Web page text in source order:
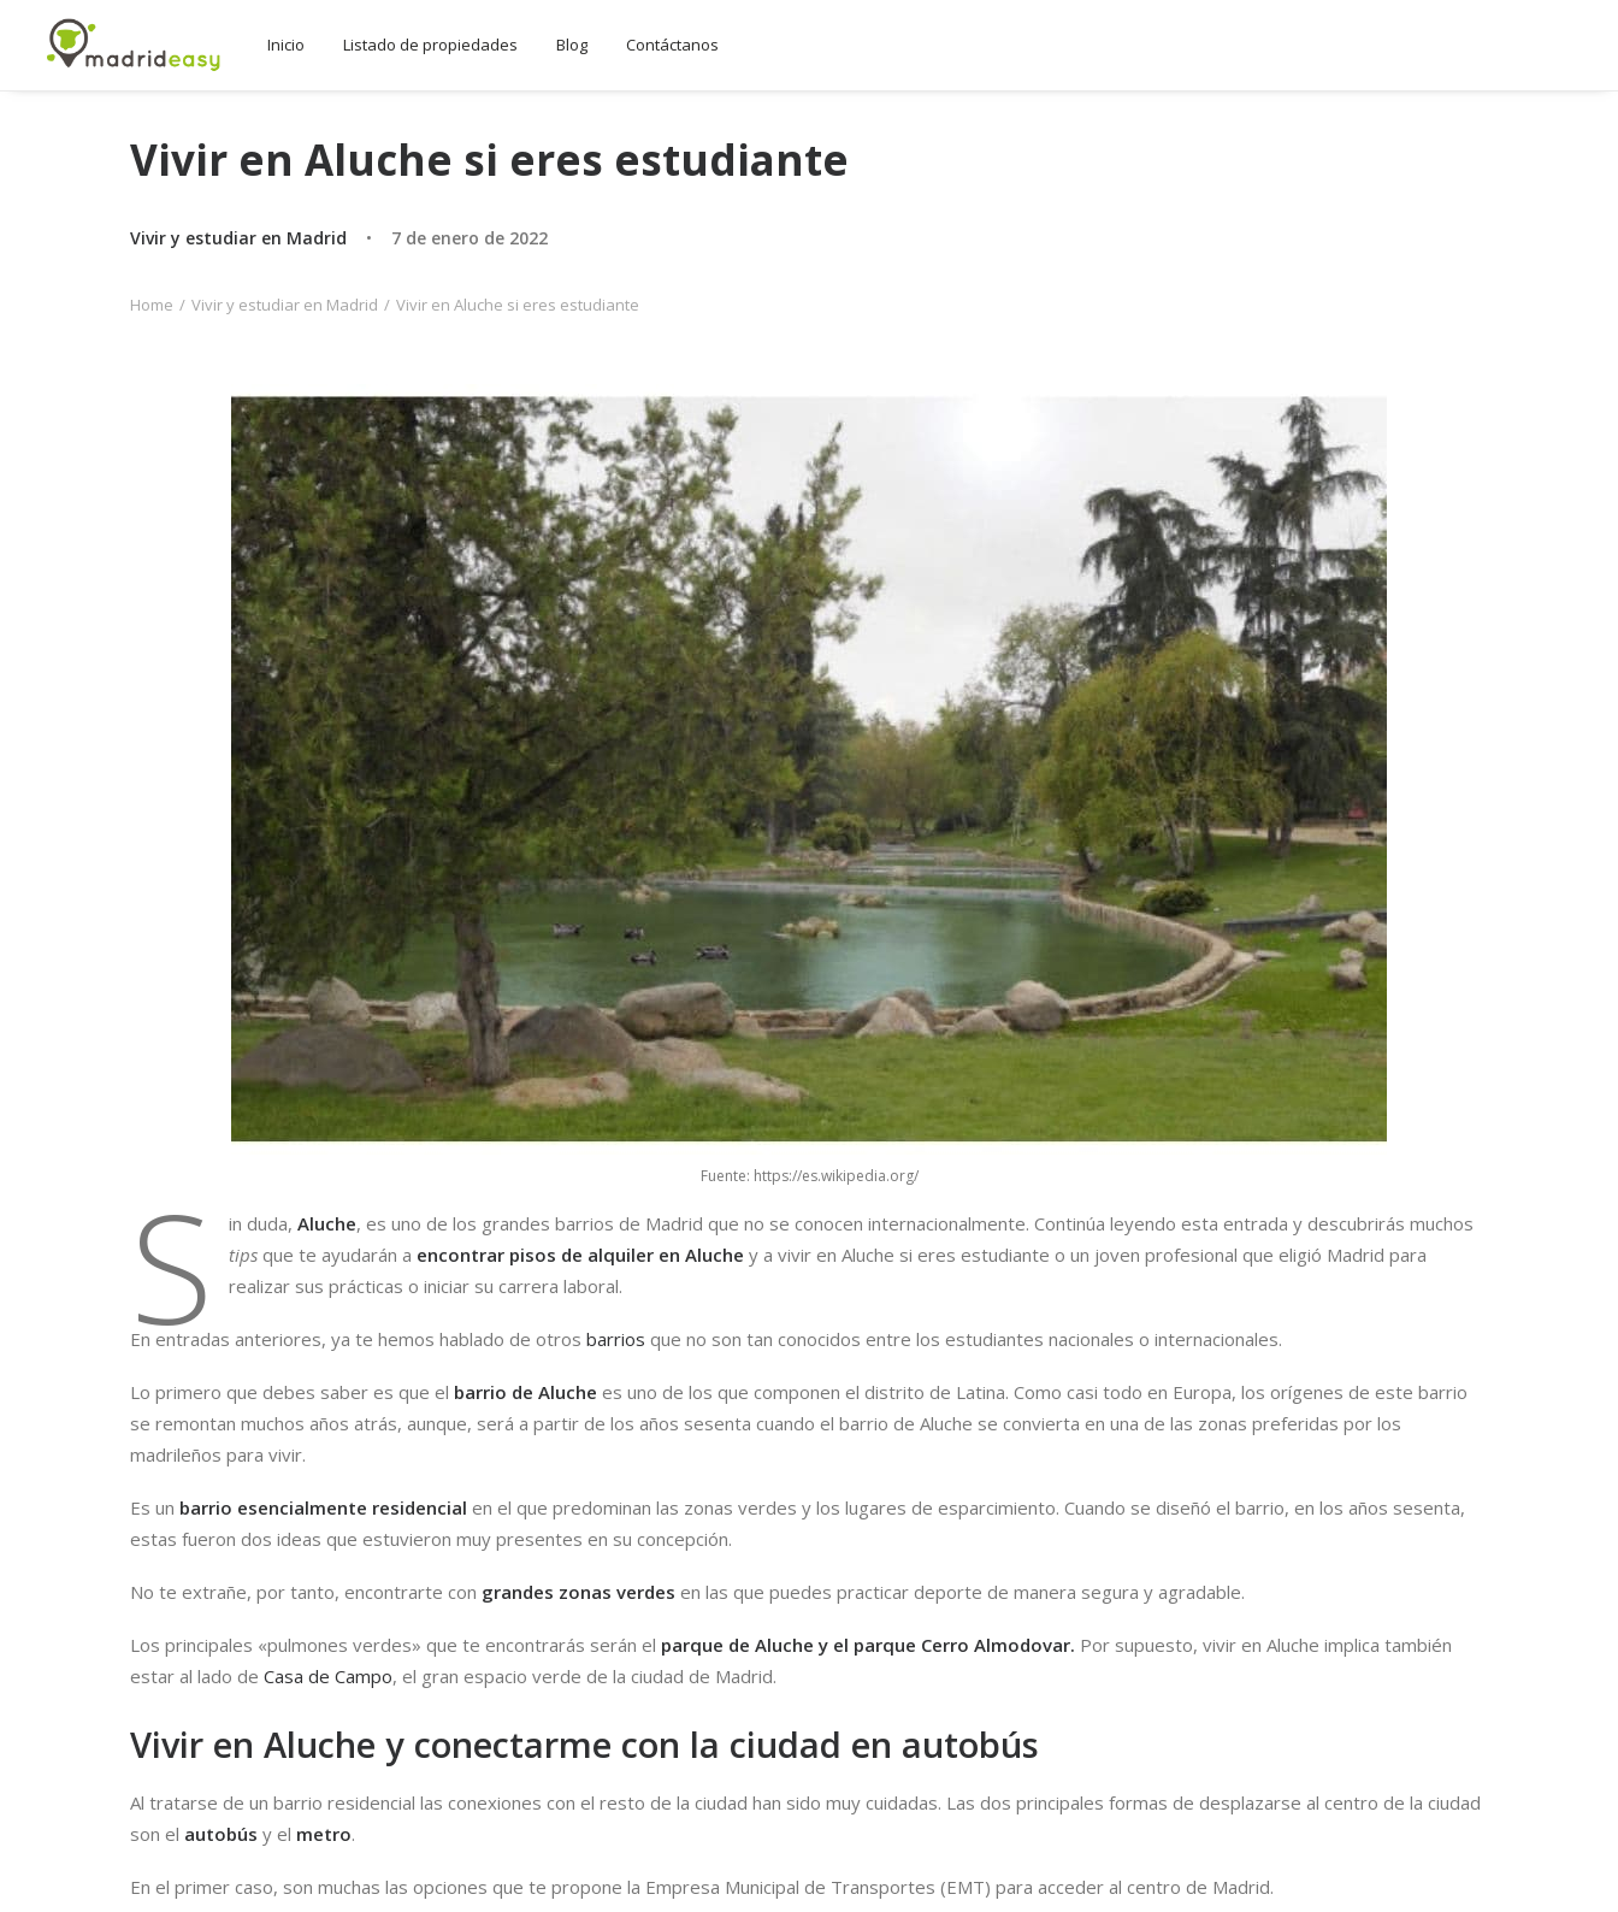
Inicio Listado de propiedades Blog Contáctanos
Vivir en Aluche si eres estudiante
Vivir y estudiar en Madrid • 7 de enero de 2022
Home Vivir y estudiar en Madrid Vivir en Aluche si eres estudiante
Fuente: https://es.wikipedia.org/
S in duda, Aluche, es uno de los grandes barrios de Madrid que no se conocen internacionalmente. Continúa leyendo esta entrada y descubrirás muchos
tipsque te ayudarán a encontrar pisos de alquiler en Aluche y a vivir en Aluche si eres estudiante o un joven profesional que eligió Madrid para
realizar sus prácticas o iniciar su carrera laboral.
En entradas anteriores, ya te hemos hablado de otros barrios que no son tan conocidos entre los estudiantes nacionales o internacionales.
Lo primero que debes saber es que el barrio de Aluche es uno de los que componen el distrito de Latina. Como casi todo en Europa, los orígenes de este barrio
se remontan muchos años atrás, aunque, será a partir de los años sesenta cuando el barrio de Aluche se convierta en una de las zonas preferidas por los
madrileños para vivir.
Es un barrio esencialmente residencial en el que predominan las zonas verdes y los lugares de esparcimiento. Cuando se diseñó el barrio, en los años sesenta,
estas fueron dos ideas que estuvieron muy presentes en su concepción.
No te extrañe, por tanto, encontrarte con grandes zonas verdes en las que puedes practicar deporte de manera segura y agradable.
Los principales «pulmones verdes» que te encontrarás serán el parque de Aluche y el parque Cerro Almodovar. Por supuesto, vivir en Aluche implica también
estar al lado de Casa de Campo, el gran espacio verde de la ciudad de Madrid.
Vivir en Aluche y conectarme con la ciudad en autobús
Al tratarse de un barrio residencial las conexiones con el resto de la ciudad han sido muy cuidadas. Las dos principales formas de desplazarse al centro de la ciudad
son el autobús y el metro.
En el primer caso, son muchas las opciones que te propone la Empresa Municipal de Transportes (EMT) para acceder al centro de Madrid.